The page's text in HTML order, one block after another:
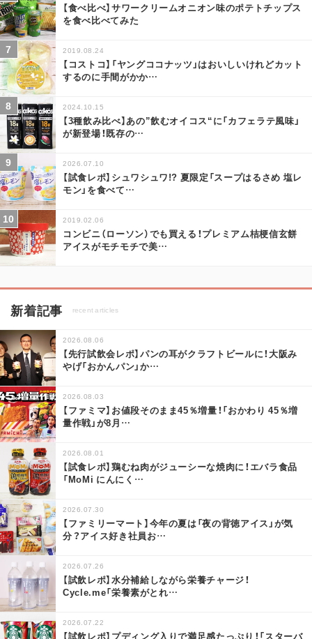
【食べ比べ】サワークリームオニオン味のポテトチップス
を食べ比べてみた
2019.08.24
【コストコ】「ヤングココナッツ」はおいしいけれどカット
するのに手間がかか…
2024.10.15
【3種飲み比べ】あの”飲むオイコス“に「カフェラテ風味」
が新登場！既存の…
2026.07.10
【試食レポ】シュワシュワ!? 夏限定「スープはるさめ 塩レ
モン」を食べて…
2019.02.06
コンビニ（ローソン）でも買える！プレミアム桔梗信玄餅
アイスがモチモチで美…
新着記事 recent articles
2026.08.06
【先行試飲会レポ】パンの耳がクラフトビールに！大阪み
やげ「おかんパン」か…
2026.08.03
【ファミマ】お値段そのまま45％増量！「おかわり 45％増
量作戦」が8月 …
2026.08.01
【試食レポ】鶏むね肉がジューシーな焼肉に！エバラ食品
「MoMi にんにく …
2026.07.30
【ファミリーマート】今年の夏は「夜の背徳アイス」が気
分？アイス好き社員お…
2026.07.26
【試飲レポ】水分補給しながら栄養チャージ！
Cycle.me「栄養素がとれ…
2026.07.22
【試飲レポ】プディング入りで満足感たっぷり！「スターバ